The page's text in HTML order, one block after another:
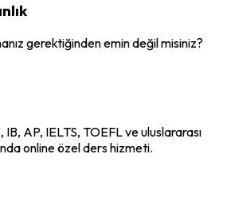
gerektiğinden emin değil misiniz?
IB, AP, IELTS, TOEFL ve uluslararası
online özel ders hizmeti.